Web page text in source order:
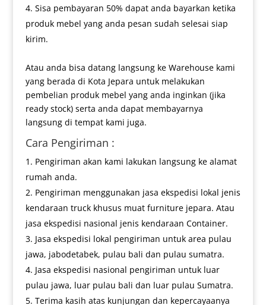
Sisa pembayaran 50% dapat anda bayarkan ketika
produk mebel yang anda pesan sudah selesai siap
kirim.
Atau anda bisa datang langsung ke Warehouse kami
yang berada di Kota Jepara untuk melakukan
pembelian produk mebel yang anda inginkan (jika
ready stock) serta anda dapat membayarnya
langsung di tempat kami juga.
Cara Pengiriman :
Pengiriman akan kami lakukan langsung ke alamat
rumah anda.
Pengiriman menggunakan jasa ekspedisi lokal jenis
kendaraan truck khusus muat furniture jepara. Atau
jasa ekspedisi nasional jenis kendaraan Container.
Jasa ekspedisi lokal pengiriman untuk area pulau
jawa, jabodetabek, pulau bali dan pulau sumatra.
Jasa ekspedisi nasional pengiriman untuk luar
pulau jawa, luar pulau bali dan luar pulau Sumatra.
Terima kasih atas kunjungan dan kepercayaanya